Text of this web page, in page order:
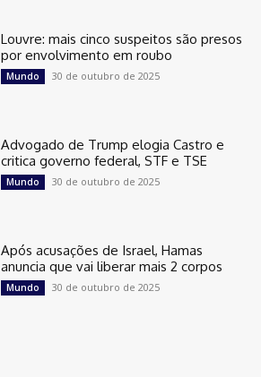
Louvre: mais cinco suspeitos são presos
por envolvimento em roubo
Mundo 30 de outubro de 2025
Advogado de Trump elogia Castro e
critica governo federal, STF e TSE
Mundo 30 de outubro de 2025
Após acusações de Israel, Hamas
anuncia que vai liberar mais 2 corpos
Mundo 30 de outubro de 2025